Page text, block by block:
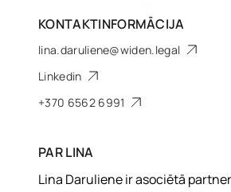
KONTAKTINFORMĀCIJA
lina.daruliene@widen.legal
Linkedin
+370 6562 6991
PARLINA
Lina Daruliene ir asociētā